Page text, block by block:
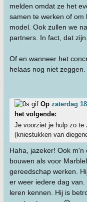
melden omdat ze het
samen te werken of om
model. Ook zullen we
partners. In fact, dat
Of en wanneer het
helaas nog niet zeggen.
Op zaterdag
het volgende:
Je voorziet je hulp zo te
(kniestukken van
Haha, jazeker! Ook m'n
bouwen als voor
gereedschap werken.
er weer iedere dag
leren kennen. Hij is